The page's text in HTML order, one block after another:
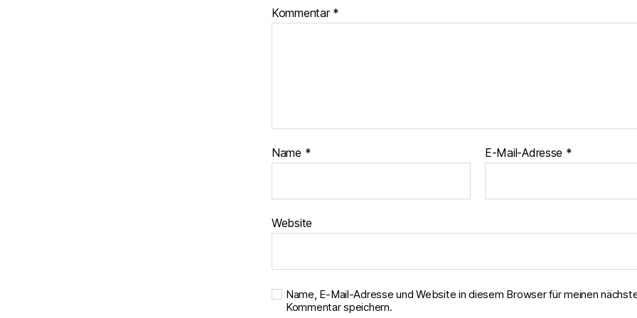
Kommentar *
Name * E-Mail-Adresse *
Website
Name, E-Mail-Adresse und Website in diesem Browser für meinen
Kommentar speichern.